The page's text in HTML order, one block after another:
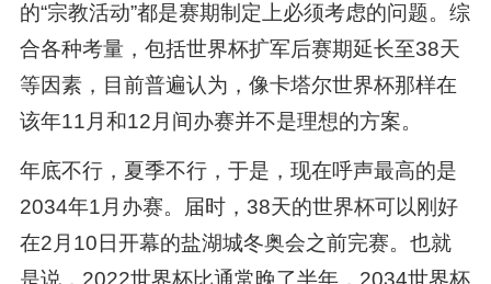
的“宗教活动”都是赛期制定上必须考虑的问题。综
合各种考量，包括世界杯扩军后赛期延长至38天
等因素，目前普遍认为，像卡塔尔世界杯那样在
该年11月和12月间办赛并不是理想的方案。
年底不行，夏季不行，于是，现在呼声最高的是
2034年1月办赛。届时，38天的世界杯可以刚好
在2月10日开幕的盐湖城冬奥会之前完赛。也就
是说，2022世界杯比通常晚了半年，2034世界杯